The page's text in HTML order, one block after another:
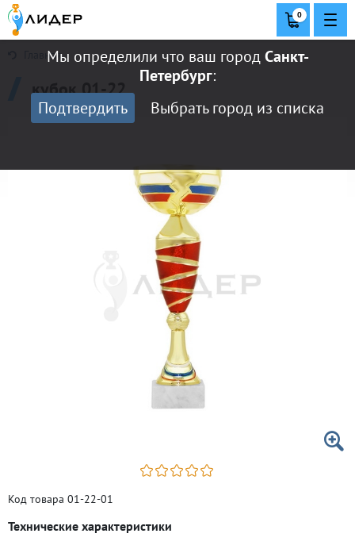
Мы определили что ваш городСанкт-
Петербург:
Подтвердить
Выбрать город из списка
0
Главная
кубок 01-22
Код товара 01-22-01
Технические характеристики